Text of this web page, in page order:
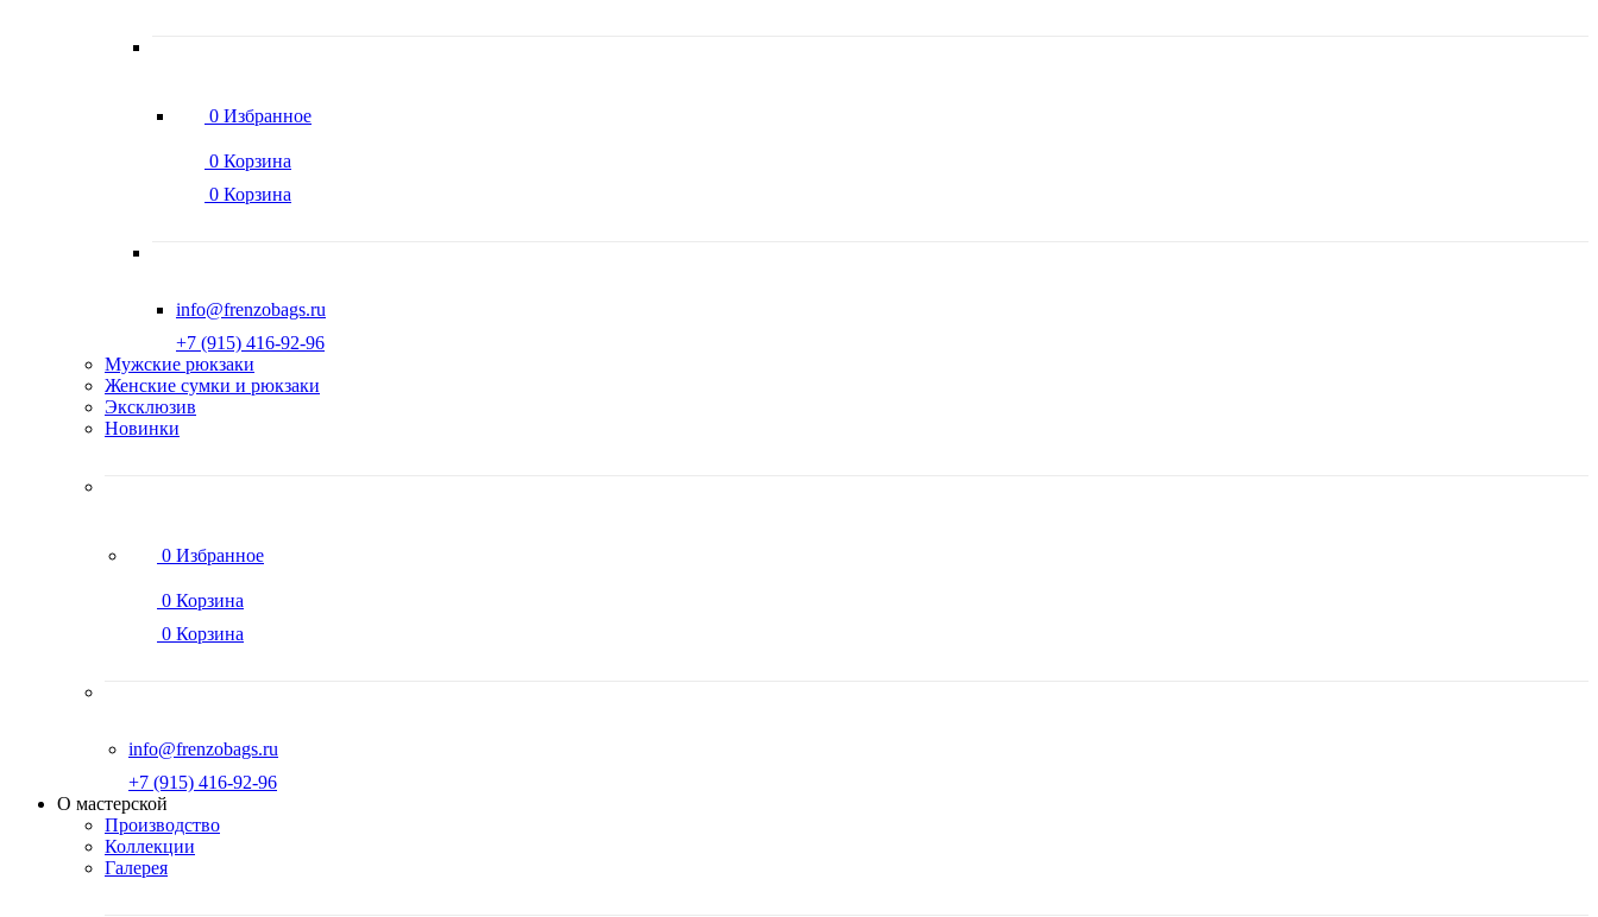
0 Избранное
0 Корзина
0 Корзина
info@frenzobags.ru
‭+7 (915) 416-92-96
Мужские рюкзаки
Женские сумки и рюкзаки
Эксклюзив
Новинки
0 Избранное
0 Корзина
0 Корзина
info@frenzobags.ru
‭+7 (915) 416-92-96
О мастерской
Производство
Коллекции
Галерея